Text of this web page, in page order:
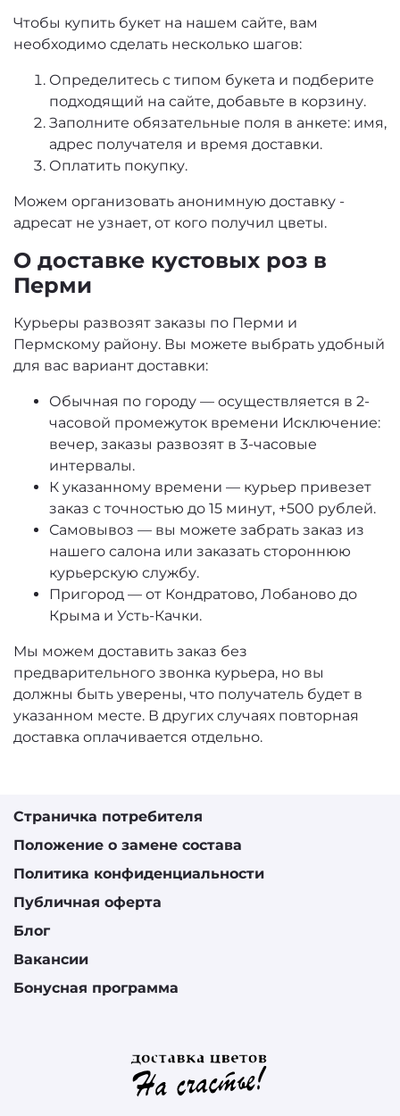
Чтобы купить букет на нашем сайте, вам
необходимо сделать несколько шагов:
Определитесь с типом букета и подберите
подходящий на сайте, добавьте в корзину.
Заполните обязательные поля в анкете: имя,
адрес получателя и время доставки.
Оплатить покупку.
Можем организовать анонимную доставку -
адресат не узнает, от кого получил цветы.
О доставке кустовых роз в
Перми
Курьеры развозят заказы по Перми и
Пермскому району. Вы можете выбрать удобный
для вас вариант доставки:
Обычная по городу — осуществляется в 2-
часовой промежуток времени Исключение:
вечер, заказы развозят в 3-часовые
интервалы.
К указанному времени — курьер привезет
заказ с точностью до 15 минут, +500 рублей.
Самовывоз — вы можете забрать заказ из
нашего салона или заказать стороннюю
курьерскую службу.
Пригород — от Кондратово, Лобаново до
Крыма и Усть-Качки.
Мы можем доставить заказ без
предварительного звонка курьера, но вы
должны быть уверены, что получатель будет в
указанном месте. В других случаях повторная
доставка оплачивается отдельно.
Страничка потребителя
Положение о замене состава
Политика конфиденциальности
Публичная оферта
Блог
Вакансии
Бонусная программа